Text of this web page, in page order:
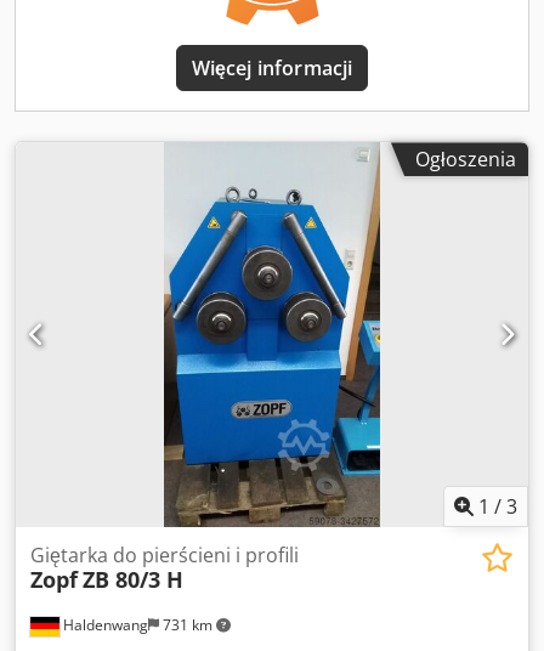
precyzyjnego gięcia 2 cyfrowe wyświetlacze Wyposażenie
opcjonalne: Rolki do gięcia rur, profili i kwadratów
Hydrauliczne boczne rolki prowadzące (2 osie)
Automatyzacja z układem sterowania NC
Więcej informacji
Ogłoszenia
1 /3
Haldenwang 731 km
Giętarka do pierścieni i profili
ZopfZB 80/3 H